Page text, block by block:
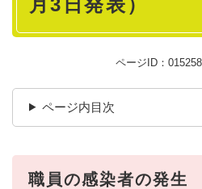
月3日発表）
ページID：
ページ内目次
職員の感染者の発生